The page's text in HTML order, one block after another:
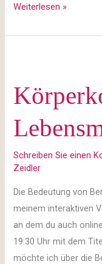
Weiterlesen »
Schreiben Sie einen
Zeidler
Die Bedeutung von
meinem interaktiven
an dem du auch
19:30 Uhr mit dem
möchte ich über die
ein
Lebensmittel